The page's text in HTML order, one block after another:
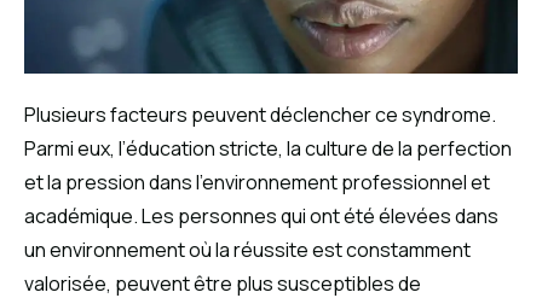
Plusieurs facteurs peuvent déclencher ce syndrome.
Parmi eux, l’éducation stricte, la culture de la perfection
et la pression dans l’environnement professionnel et
académique. Les personnes qui ont été élevées dans
un environnement où la réussite est constamment
valorisée, peuvent être plus susceptibles de